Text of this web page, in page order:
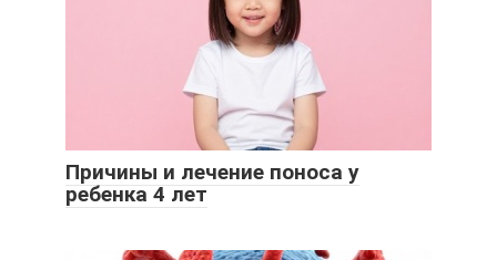
Причины и лечение поноса у
ребенка 4 лет